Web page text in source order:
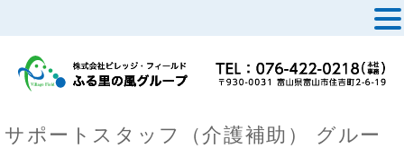
サポートスタッフ（介護補助） グルー